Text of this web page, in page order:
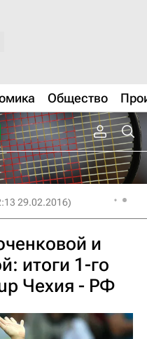
Общество
29.02.2016)
и
итоги 1-го
Чехия - РФ